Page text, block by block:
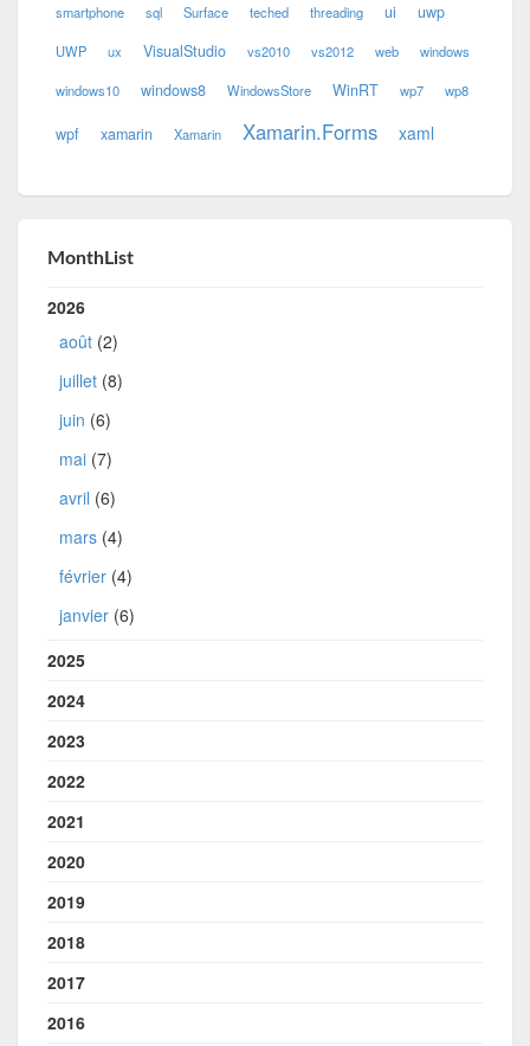
smartphone sql Surface teched threading ui uwp
UWP ux VisualStudio vs2010 vs2012 web windows
windows10 windows8 WindowsStore WinRT wp7 wp8
wpf xamarin Xamarin Xamarin.Forms xaml
MonthList
2026
août (2)
juillet (8)
juin (6)
mai (7)
avril (6)
mars (4)
février (4)
janvier (6)
2025
2024
2023
2022
2021
2020
2019
2018
2017
2016